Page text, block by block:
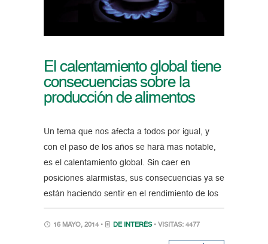
El calentamiento global tiene
consecuencias sobre la
producción de alimentos
Un tema que nos afecta a todos por igual, y
con el paso de los años se hará mas notable,
es el calentamiento global. Sin caer en
posiciones alarmistas, sus consecuencias ya se
están haciendo sentir en el rendimiento de los
16 MAYO, 2014 • DE INTERÉS • VISITAS: 4477